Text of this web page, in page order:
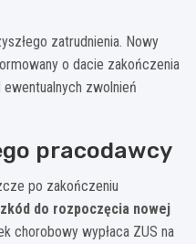
zatrudnienia. Nowy
o dacie zakończenia
zwolnień
pracodawcy
po zakończeniu
do rozpoczęcia nowej
chorobowy wypłaca ZUS na